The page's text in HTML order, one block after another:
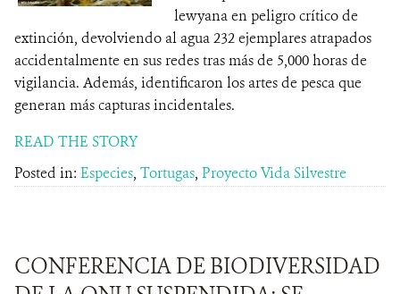
lewyana en peligro crítico de
extinción, devolviendo al agua 232 ejemplares atrapados
accidentalmente en sus redes tras más de 5,000 horas de
vigilancia. Además, identificaron los artes de pesca que
generan más capturas incidentales.
READ THE STORY
Posted in: Especies, Tortugas, Proyecto Vida Silvestre
CONFERENCIA DE BIODIVERSIDAD